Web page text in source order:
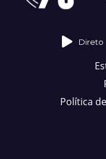
Direto
Política